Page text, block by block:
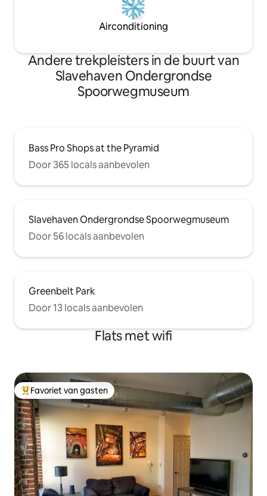
Airconditioning
Andere trekpleisters in de buurt van
Slavehaven Ondergrondse
Spoorwegmuseum
Bass Pro Shops at the Pyramid
Door 365 locals aanbevolen
Slavehaven Ondergrondse Spoorwegmuseum
Door 56 locals aanbevolen
Greenbelt Park
Door 13 locals aanbevolen
Flats met wifi
Topfavoriet van gasten
Favoriet van gasten